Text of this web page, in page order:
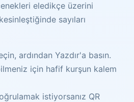
eledikçe üzerini
sayıları
ardından Yazdır'a basın.
için hafif kurşun kalem
istiyorsanız QR